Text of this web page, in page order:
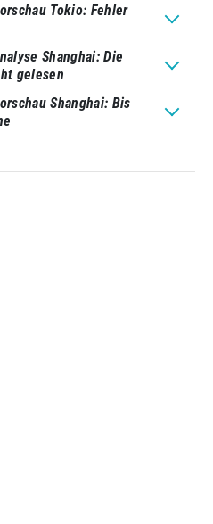
Tokio: Fehler
Shanghai: Die
gelesen
Shanghai: Bis